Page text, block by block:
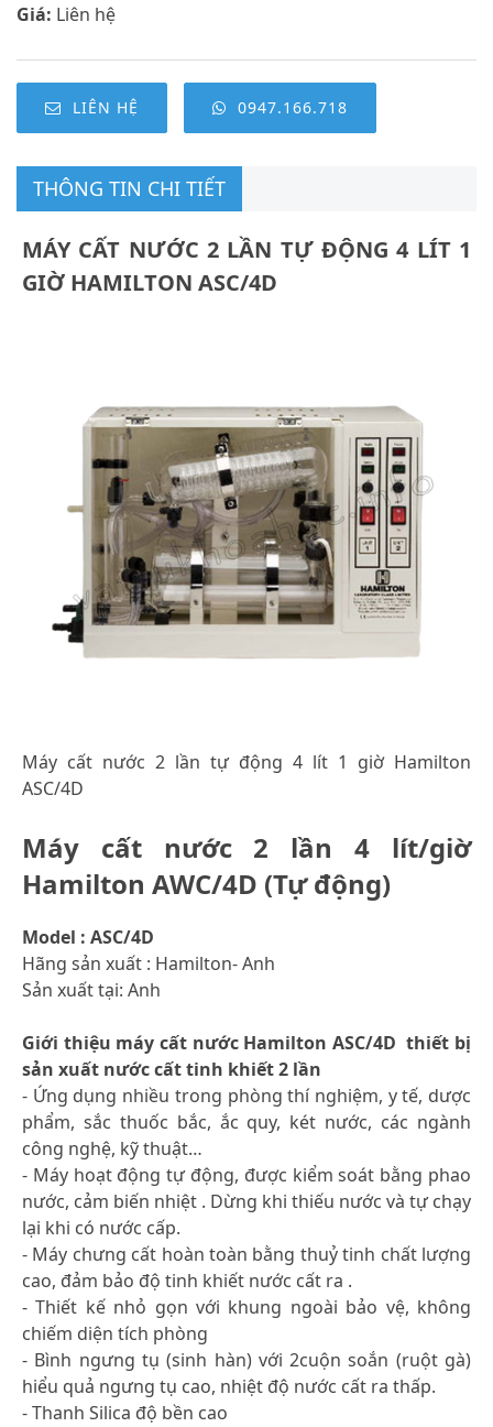
Giá: Liên hệ
LIÊN HỆ 0947.166.718
THÔNG TIN CHI TIẾT
MÁY CẤT NƯỚC 2 LẦN TỰ ĐỘNG 4 LÍT 1
GIỜ HAMILTON ASC/4D
Máy cất nước 2 lần tự động 4 lít 1 giờ Hamilton
ASC/4D
Máy cất nước 2 lần 4 lít/giờ
Hamilton AWC/4D (Tự động)
Model : ASC/4D
Hãng sản xuất : Hamilton- Anh
Sản xuất tại: Anh
Giới thiệu máy cất nước Hamilton ASC/4D thiết bị
sản xuất nước cất tinh khiết 2 lần
- Ứng dụng nhiều trong phòng thí nghiệm, y tế, dược
phẩm, sắc thuốc bắc, ắc quy, két nước, các ngành
công nghệ, kỹ thuật…
- Máy hoạt động tự động, được kiểm soát bằng phao
nước, cảm biến nhiệt . Dừng khi thiếu nước và tự chạy
lại khi có nước cấp.
- Máy chưng cất hoàn toàn bằng thuỷ tinh chất lượng
cao, đảm bảo độ tinh khiết nước cất ra .
- Thiết kế nhỏ gọn với khung ngoài bảo vệ, không
chiếm diện tích phòng
- Bình ngưng tụ (sinh hàn) với 2cuộn soắn (ruột gà)
hiểu quả ngưng tụ cao, nhiệt độ nước cất ra thấp.
- Thanh Silica độ bền cao